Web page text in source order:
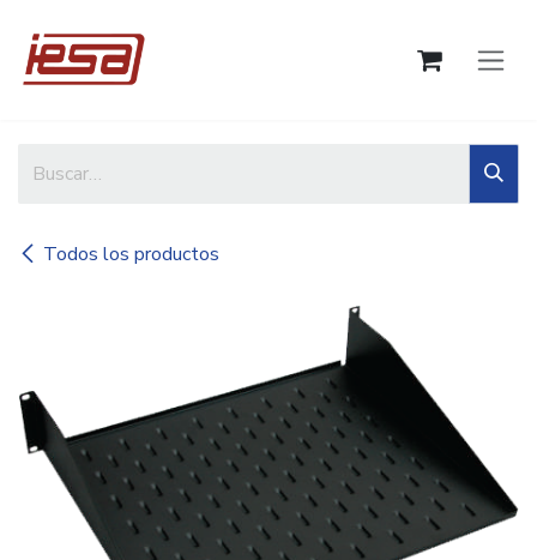
Todos los productos